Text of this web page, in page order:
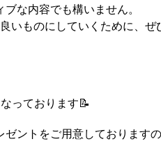
な内容でも構いません。
いものにしていくために、
っております📝
ントをご用意しております